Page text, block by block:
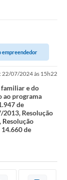
empreendedor
22/07/2024 às 15h22
e do
ao programa
de
2013, Resolução
Resolução
14.660 de